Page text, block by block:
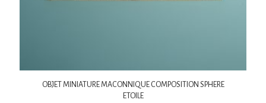
OBJET MINIATURE MACONNIQUE COMPOSITION SPHERE
ETOILE